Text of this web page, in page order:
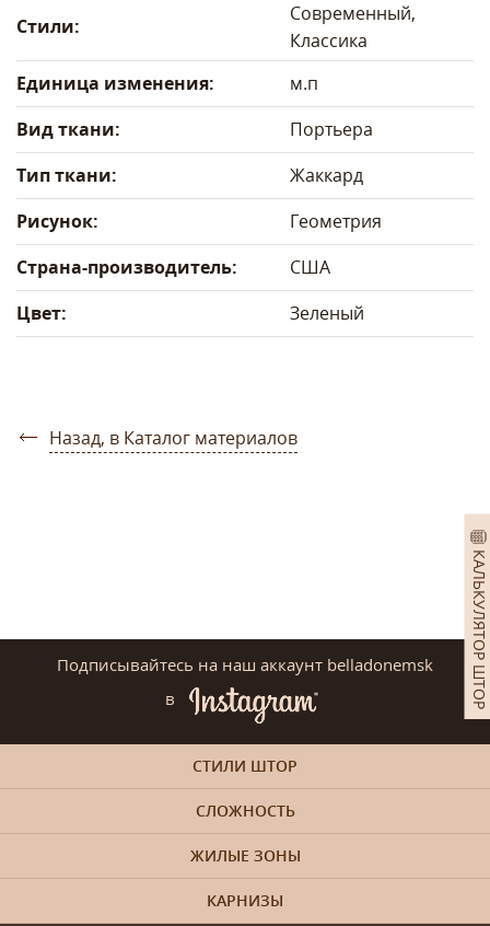
КАЛЬКУЛЯТОР ШТОР
Стили:
Современный,
Классика
Единица изменения:
м.п
Вид ткани:
Портьера
Тип ткани:
Жаккард
Рисунок:
Геометрия
Страна-производитель:
США
Цвет:
Зеленый
Назад, в Каталог материалов
Подписывайтесь на наш аккаунт belladonemsk
в
СТИЛИ ШТОР
СЛОЖНОСТЬ
ЖИЛЫЕ ЗОНЫ
КАРНИЗЫ